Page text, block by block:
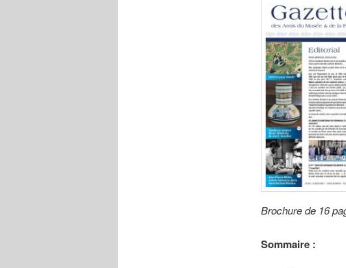
Brochure de 16
Sommaire :